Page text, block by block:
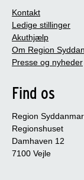
Kontakt
Ledige stillinger
Akuthjælp
Om Region
Presse og nyheder
Find os
Region
Regionshuset
Damhaven 12
7100 Vejle